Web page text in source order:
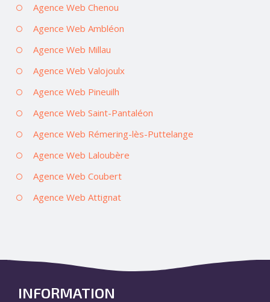
Agence Web Chenou
Agence Web Ambléon
Agence Web Millau
Agence Web Valojoulx
Agence Web Pineuilh
Agence Web Saint-Pantaléon
Agence Web Rémering-lès-Puttelange
Agence Web Laloubère
Agence Web Coubert
Agence Web Attignat
INFORMATION